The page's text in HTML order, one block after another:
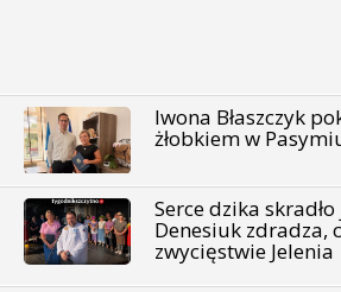
Iwona Błaszczyk
żłobkiem w
Serce dzika
Denesiuk zdradza,
zwycięstwie Jelenia